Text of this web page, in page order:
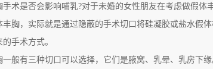
是否会影响哺乳?对于未婚的女性朋友在考虑做假体
，实际就是通过隐蔽的手术切口将硅凝胶或盐水假体
手术方式。
有三种切口可以选择，它们是腋窝、乳晕、乳房下缘